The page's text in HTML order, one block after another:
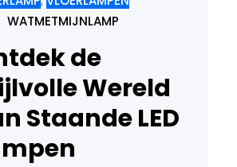
vanwege hun
energiezuinigheid
uitstraling. Deze
functionaliteit met
en bieden een
efficiënte lichtbron die
WATMETMIJNLAMP
de
Wereld
Staande LED